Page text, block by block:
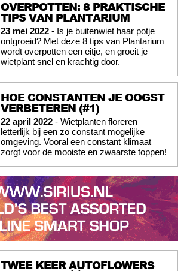
OVERPOTTEN: 8 PRAKTISCHE
TIPS VAN PLANTARIUM
23 mei 2022 - Is je buitenwiet haar potje
ontgroeid? Met deze 8 tips van Plantarium
wordt overpotten een eitje, en groeit je
wietplant snel en krachtig door.
HOE CONSTANTEN JE OOGST
VERBETEREN (#1)
22 april 2022 - Wietplanten floreren
letterlijk bij een zo constant mogelijke
omgeving. Vooral een constant klimaat
zorgt voor de mooiste en zwaarste toppen!
TWEE KEER AUTOFLOWERS